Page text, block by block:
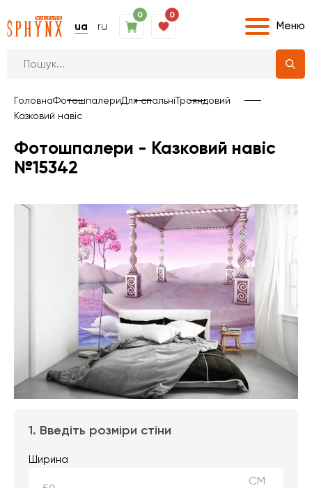
ua ru
0 0
Меню
ГоловнаФотошпалериДля спальніТрояндовий
Казковий навіс
Фотошпалери - Казковий навіс
№15342
1. Введіть розміри стіни
Ширина
СМ